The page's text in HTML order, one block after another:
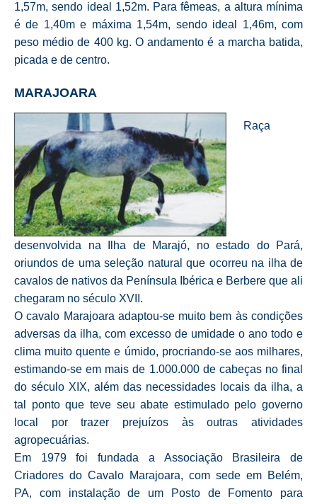
1,57m, sendo ideal 1,52m. Para fêmeas, a altura mínima
é de 1,40m e máxima 1,54m, sendo ideal 1,46m, com
peso médio de 400 kg. O andamento é a marcha batida,
picada e de centro.
MARAJOARA
Raça
desenvolvida na Ilha de Marajó, no estado do Pará,
oriundos de uma seleção natural que ocorreu na ilha de
cavalos de nativos da Península Ibérica e Berbere que ali
chegaram no século XVII.
O cavalo Marajoara adaptou-se muito bem às condições
adversas da ilha, com excesso de umidade o ano todo e
clima muito quente e úmido, procriando-se aos milhares,
estimando-se em mais de 1.000.000 de cabeças no final
do século XIX, além das necessidades locais da ilha, a
tal ponto que teve seu abate estimulado pelo governo
local por trazer prejuízos às outras atividades
agropecuárias.
Em 1979 foi fundada a Associação Brasileira de
Criadores do Cavalo Marajoara, com sede em Belém,
PA, com instalação de um Posto de Fomento para